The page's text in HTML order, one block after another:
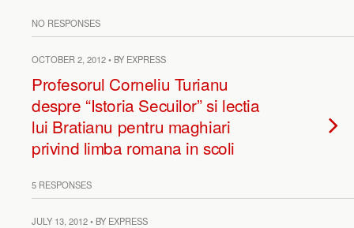
NO RESPONSES
OCTOBER 2, 2012 • BY EXPRESS
Profesorul Corneliu Turianu
despre “Istoria Secuilor” si lectia
lui Bratianu pentru maghiari
privind limba romana in scoli
5 RESPONSES
JULY 13, 2012 • BY EXPRESS